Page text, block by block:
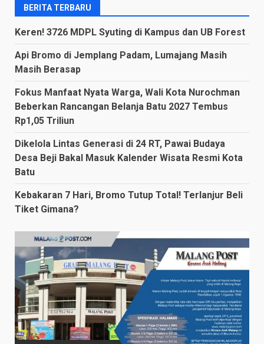
BERITA TERBARU
Keren! 3726 MDPL Syuting di Kampus dan UB Forest
Api Bromo di Jemplang Padam, Lumajang Masih
Masih Berasap
Fokus Manfaat Nyata Warga, Wali Kota Nurochman
Beberkan Rancangan Belanja Batu 2027 Tembus
Rp1,05 Triliun
Dikelola Lintas Generasi di 24 RT, Pawai Budaya
Desa Beji Bakal Masuk Kalender Wisata Resmi Kota
Batu
Kebakaran 7 Hari, Bromo Tutup Total! Terlanjur Beli
Tiket Gimana?